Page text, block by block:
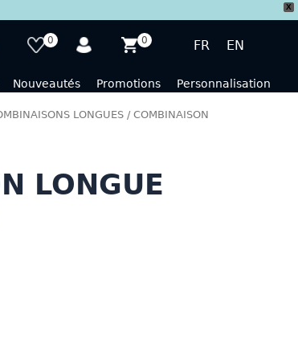
X
0 0 FR EN
Nouveautés Promotions Personnalisation
LONGUES / COMBINAISON
LONGUE